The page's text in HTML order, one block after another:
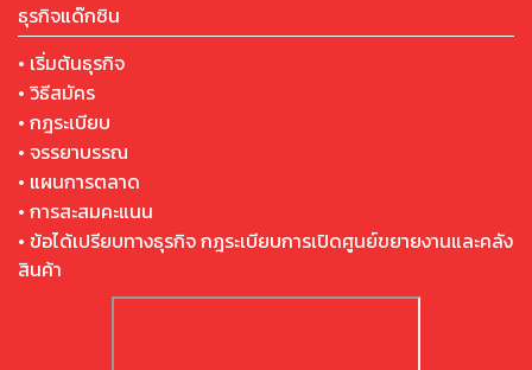
ธุรกิจแด๊กซิน
• เริ่มต้นธุรกิจ
• วิธีสมัคร
• กฎระเบียบ
• จรรยาบรรณ
• แผนการตลาด
• การสะสมคะแนน
• ข้อได้เปรียบทางธุรกิจ กฎระเบียบการเปิดศูนย์ขยายงานและคลัง
สินค้า